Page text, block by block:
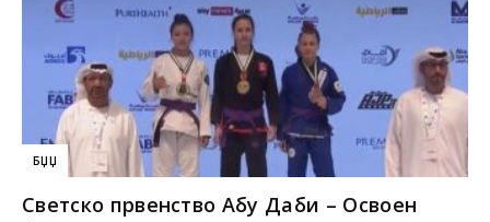
БЏЏ
Светско првенство Абу Даби – Освоен